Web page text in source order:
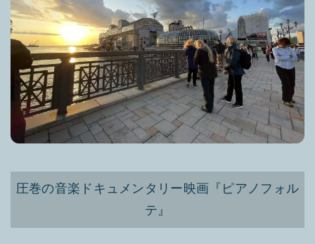
圧巻の音楽ドキュメンタリー映画『ピアノフォル
テ』